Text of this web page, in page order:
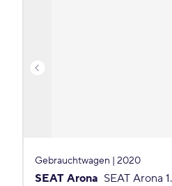
Gebrauchtwagen | 2020
SEAT Arona SEAT Arona